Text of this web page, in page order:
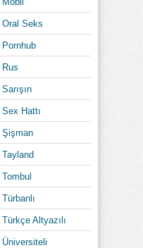
Oral Seks
Pornhub
Rus
Sarışın
Sex Hattı
Şişman
Tayland
Tombul
Türbanlı
Türkçe Altyazılı
Üniversiteli